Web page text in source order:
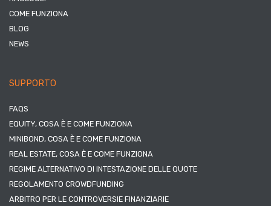
COME FUNZIONA
BLOG
NEWS
SUPPORTO
FAQS
EQUITY, COSA È E COME FUNZIONA
MINIBOND, COSA È E COME FUNZIONA
REAL ESTATE, COSA È E COME FUNZIONA
REGIME ALTERNATIVO DI INTESTAZIONE DELLE QUOTE
REGOLAMENTO CROWDFUNDING
ARBITRO PER LE CONTROVERSIE FINANZIARIE